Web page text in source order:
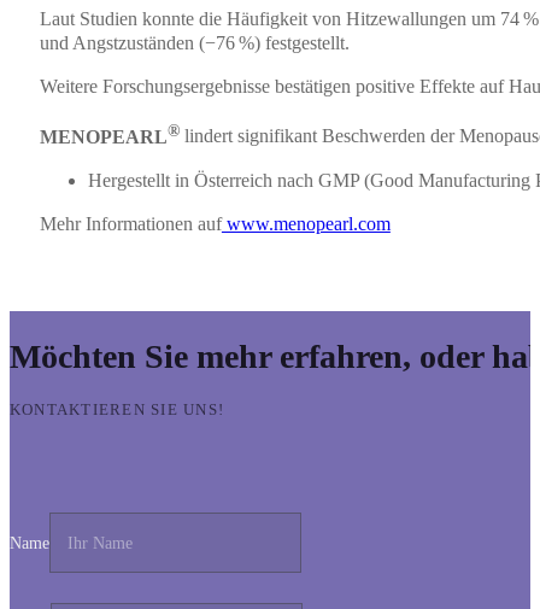
Laut Studien konnte die Häufigkeit von Hitzewallungen um 74
und Angstzuständen (−76 %) festgestellt.
Weitere Forschungsergebnisse bestätigen positive Effekte auf
MENOPEARL®lindert signifikant Beschwerden der
Hergestellt in Österreich nach GMP (Good Manufacturing
Mehr Informationen aufwww.menopearl.com
Möchten Sie mehr erfahren, oder
KONTAKTIEREN SIE UNS!
Name